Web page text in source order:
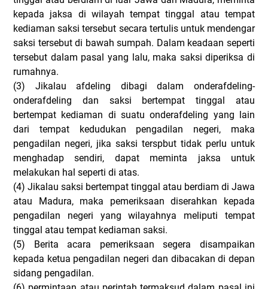
kepada jaksa di wilayah tempat tinggal atau tempat
kediaman saksi tersebut secara tertulis untuk mendengar
saksi tersebut di bawah sumpah. Dalam keadaan seperti
tersebut dalam pasal yang lalu, maka saksi diperiksa di
rumahnya.
(3)
Jikalau afdeling dibagi dalam onderafdeling-
onderafdeling dan saksi bertempat tinggal atau
bertempat kediaman di suatu onderafdeling yang lain
dari tempat kedudukan pengadilan negeri, maka
pengadilan negeri, jika saksi terspbut tidak perlu untuk
menghadap sendiri, dapat meminta jaksa untuk
melakukan hal seperti di atas.
(4) Jikalau saksi bertempat tinggal atau berdiam di Jawa
atau Madura, maka pemeriksaan diserahkan kepada
pengadilan negeri yang wilayahnya meliputi tempat
tinggal atau tempat kediaman saksi.
(5)
Berita acara pemeriksaan segera disampaikan
kepada ketua pengadilan negeri dan dibacakan di depan
sidang pengadilan.